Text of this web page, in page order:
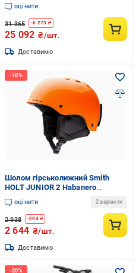
оцінити
31 365 -6 273 ₴
25 092 ₴/шт.
Доставимо
Шолом гірськолижний Smith
HOLT JUNIOR 2 Habanero
(UFG6B057B74255.3E7F)
оцінити 2 варіанти
2 938 -294₴
2 644 ₴/шт.
Доставимо